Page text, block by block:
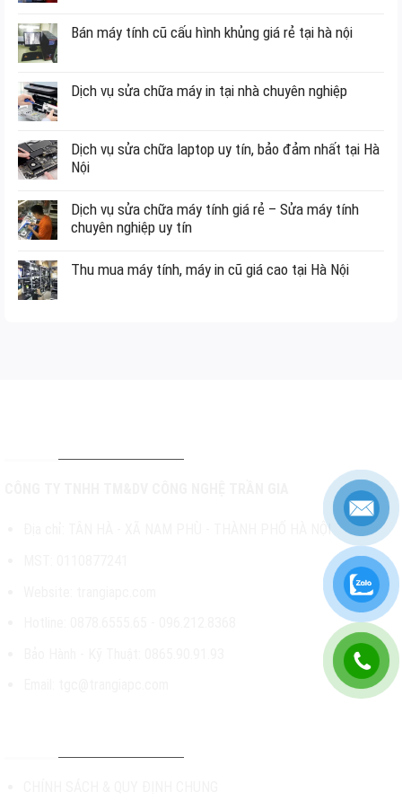
Bán máy tính cũ cấu hình khủng giá rẻ tại hà nội
Dịch vụ sửa chữa máy in tại nhà chuyên nghiệp
Dịch vụ sửa chữa laptop uy tín, bảo đảm nhất tại Hà
Nội
Dịch vụ sửa chữa máy tính giá rẻ – Sửa máy tính
chuyên nghiệp uy tín
Thu mua máy tính, máy in cũ giá cao tại Hà Nội
Địa chỉ: TÂN HÀ - XÃ NAM PHÙ - THÀNH PHỐ HÀ NỘI